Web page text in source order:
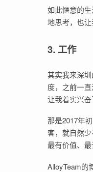
如此惬意的
地思考，也
3. 工作
其实我来深
度，之前一
让我着实兴
那是2017年
客，就自然
最有价值、
AlloyTeam的